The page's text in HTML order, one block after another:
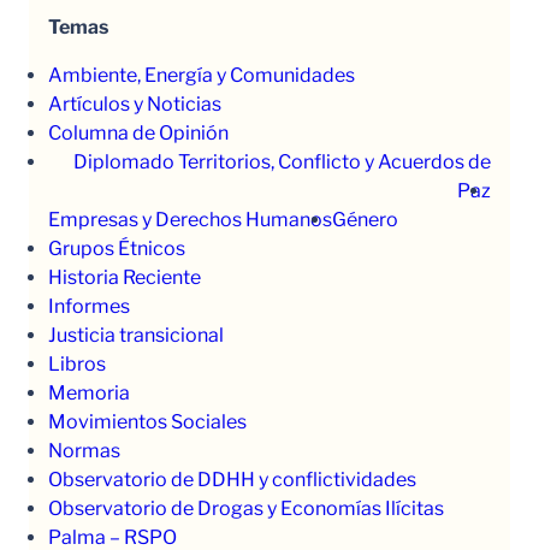
Temas
Ambiente, Energía y Comunidades
Artículos y Noticias
Columna de Opinión
Diplomado Territorios, Conflicto y Acuerdos de
Paz
Empresas y Derechos HumanosGénero
Grupos Étnicos
Historia Reciente
Informes
Justicia transicional
Libros
Memoria
Movimientos Sociales
Normas
Observatorio de DDHH y conflictividades
Observatorio de Drogas y Economías Ilícitas
Palma – RSPO